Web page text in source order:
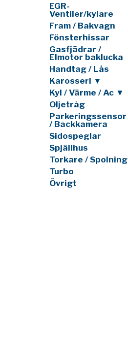
EGR-
Ventiler/kylare
Fram / Bakvagn
Fönsterhissar
Gasfjädrar /
Elmotor baklucka
Handtag / Lås
Karosseri ▼
Kyl / Värme / Ac ▼
Oljetråg
Parkeringssensor
/ Backkamera
Sidospeglar
Spjällhus
Torkare / Spolning
Turbo
Övrigt